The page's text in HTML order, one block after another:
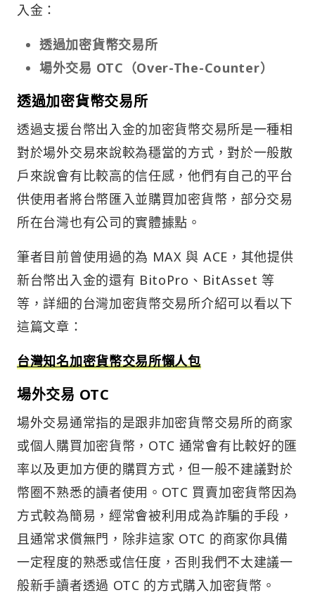
入金：
透過加密貨幣交易所
場外交易 OTC（Over-The-Counter）
透過加密貨幣交易所
透過支援台幣出入金的加密貨幣交易所是一種相
對於場外交易來說較為穩當的方式，對於一般散
戶來說會有比較高的信任感，他們有自己的平台
供使用者將台幣匯入並購買加密貨幣，部分交易
所在台灣也有公司的實體據點。
筆者目前曾使用過的為 MAX 與 ACE，其他提供
新台幣出入金的還有 BitoPro、BitAsset 等
等，詳細的台灣加密貨幣交易所介紹可以看以下
這篇文章：
台灣知名加密貨幣交易所懶人包
場外交易 OTC
場外交易通常指的是跟非加密貨幣交易所的商家
或個人購買加密貨幣，OTC 通常會有比較好的匯
率以及更加方便的購買方式，但一般不建議對於
幣圈不熟悉的讀者使用。OTC 買賣加密貨幣因為
方式較為簡易，經常會被利用成為詐騙的手段，
且通常求償無門，除非這家 OTC 的商家你具備
一定程度的熟悉或信任度，否則我們不太建議一
般新手讀者透過 OTC 的方式購入加密貨幣。